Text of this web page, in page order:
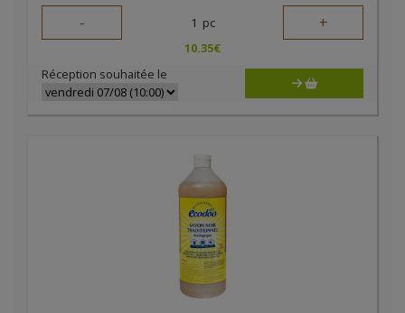
- 1 pc +
10.35€
Réception souhaitée le